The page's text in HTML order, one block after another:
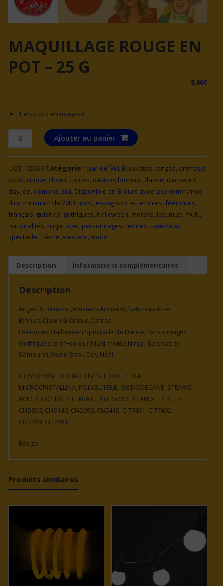
MAQUILLAGE ROUGE EN
POT – 25 G
8,00€
1 en stock en magasin
quantité
de
MAQUILLAGE
ROUGE
EN
POT
-
25
g
Ajouter au panier
UGS : 02389 Catégorie : par défaut Étiquettes : anges, animaux,
book, cirque, clown, contes, d&apos;horreur, danse, danseurs,
day, de, démons, dia, Disponible en 8 jours avec une commande
d'un minimum de 200 Euros., espagnols, et, ethnies, féériques,
français, geishas, gothiques, halloween, indiens, los, mue, multi,
nationalités, ninja, noël, personnages, rennes, samouraï,
spectacle,thème,western,world
Description Informations complémentaires
Description
Anges & Démons,Western,Animaux,Nationalités et
Ethnies,Clown & Cirque,Contes
Féériques,Halloween,Spectacle de Danse,Personnages
Gothiques et d'Horreur,Multi-thème,Ninja, Geishas et
Samouraï,World Book Day,Noël
GOSSYPIUM HERBACEUM SEED OIL, CERA
MICROCRISTALLINA, POLYBUTENE, ISODODECANE, STEARIC
ACID, GLYCERYL STEARATE, PHENOXYETHANOL, BHT. +/-
CI15850, CI19140, CI42090, CI45410, CI77491, CI77492,
CI77499, CI77891.
Rouge
Produits similaires